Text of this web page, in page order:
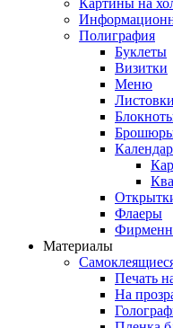
Картины на
Полиграфия
Буклеты
Визитки
Меню
Листовки
Флаеры
Материалы
Печать
На